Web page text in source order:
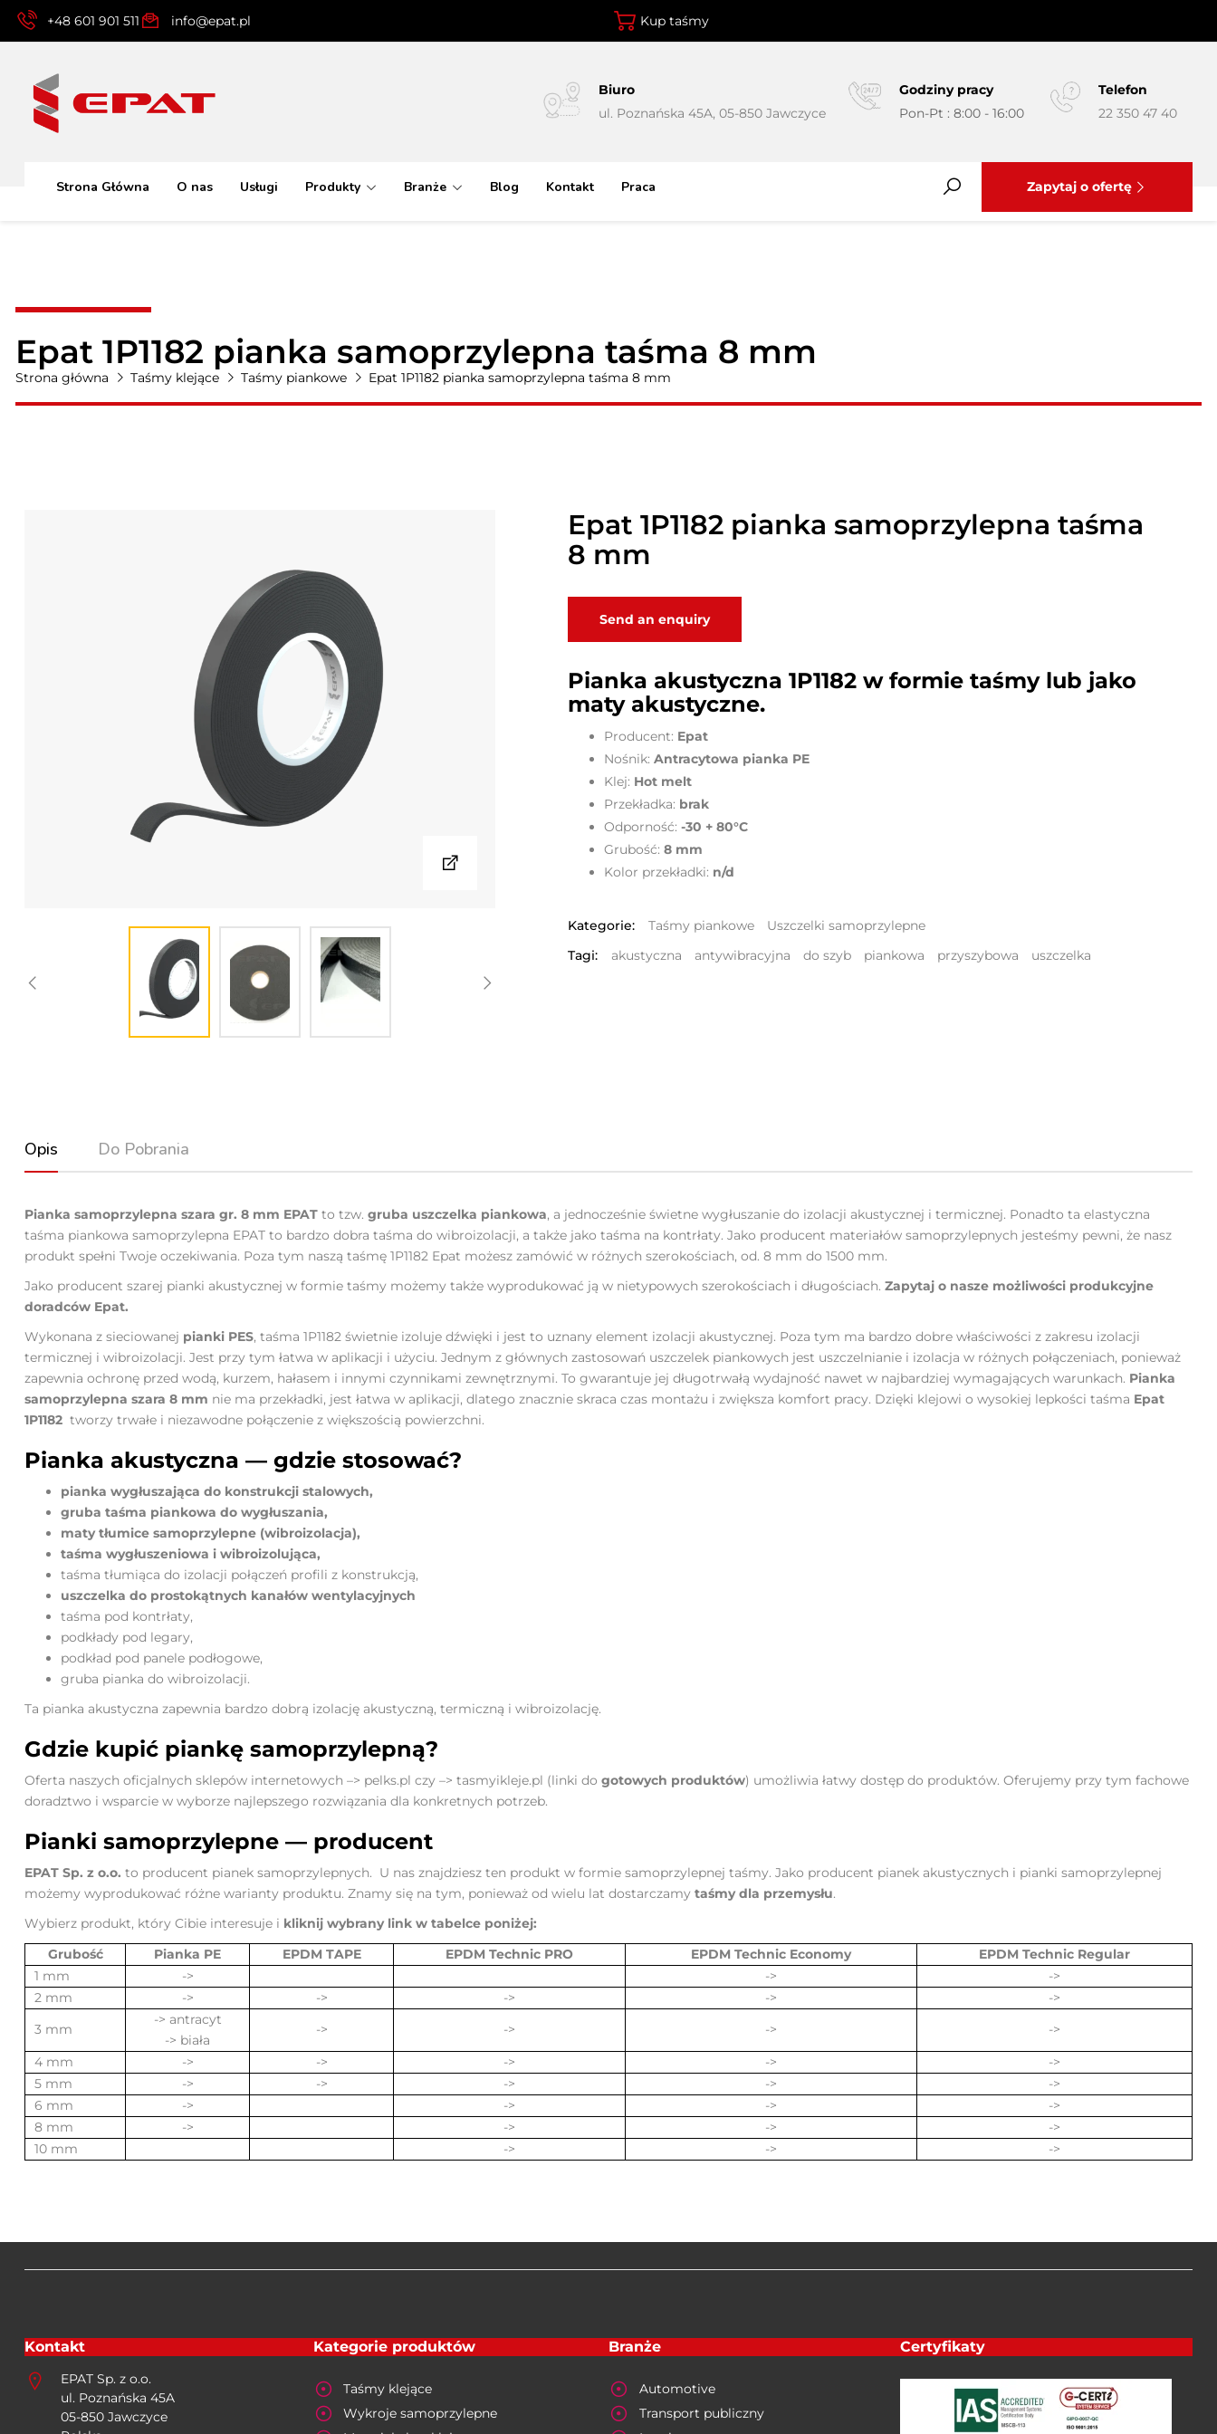
+48 601 901 511 info@epat.pl Kup taśmy
Biuro
ul. Poznańska 45A, 05-850 Jawczyce
Godziny pracy
Pon-Pt : 8:00 - 16:00
Telefon
22 350 47 40
Strona Główna O nas Usługi Produkty Branże Blog Kontakt Praca Zapytaj o ofertę
Epat 1P1182 pianka samoprzylepna taśma 8 mm
Strona główna Taśmy klejące Taśmy piankowe Epat 1P1182 pianka samoprzylepna taśma 8 mm
Epat 1P1182 pianka samoprzylepna taśma
8 mm
Send an enquiry
Pianka akustyczna 1P1182 w formie taśmy lub jako
maty akustyczne.
Producent: Epat
Nośnik: Antracytowa pianka PE
Klej: Hot melt
Przekładka: brak
Odporność: -30 + 80°C
Grubość: 8 mm
Kolor przekładki: n/d
Kategorie: Taśmy piankowe
Uszczelki samoprzylepne
Tagi:
akustyczna antywibracyjna do szyb piankowa przyszybowa uszczelka
Opis Do Pobrania
Pianka samoprzylepna szara gr. 8 mm EPAT to tzw. gruba uszczelka piankowa, a jednocześnie świetne wygłuszanie do izolacji akustycznej i termicznej. Ponadto ta elastyczna
taśma piankowa samoprzylepna EPAT to bardzo dobra taśma do wibroizolacji, a także jako taśma na kontrłaty. Jako producent materiałów samoprzylepnych jesteśmy pewni, że nasz
produkt spełni Twoje oczekiwania. Poza tym naszą taśmę 1P1182 Epat możesz zamówić w różnych szerokościach, od. 8 mm do 1500 mm.
Jako producent szarej pianki akustycznej w formie taśmy możemy także wyprodukować ją w nietypowych szerokościach i długościach. Zapytaj o nasze możliwości produkcyjne
doradców Epat.
Wykonana z sieciowanej pianki PES, taśma 1P1182 świetnie izoluje dźwięki i jest to uznany element izolacji akustycznej. Poza tym ma bardzo dobre właściwości z zakresu izolacji
termicznej i wibroizolacji. Jest przy tym łatwa w aplikacji i użyciu. Jednym z głównych zastosowań uszczelek piankowych jest uszczelnianie i izolacja w różnych połączeniach, ponieważ
zapewnia ochronę przed wodą, kurzem, hałasem i innymi czynnikami zewnętrznymi. To gwarantuje jej długotrwałą wydajność nawet w najbardziej wymagających warunkach. Pianka
samoprzylepna szara 8 mm nie ma przekładki, jest łatwa w aplikacji, dlatego znacznie skraca czas montażu i zwiększa komfort pracy. Dzięki klejowi o wysokiej lepkości taśma Epat
1P1182 tworzy trwałe i niezawodne połączenie z większością powierzchni.
Pianka akustyczna — gdzie stosować?
pianka wygłuszająca do konstrukcji stalowych,
gruba taśma piankowa do wygłuszania,
maty tłumice samoprzylepne (wibroizolacja),
taśma wygłuszeniowa i wibroizolująca,
taśma tłumiąca do izolacji połączeń profili z konstrukcją,
uszczelka do prostokątnych kanałów wentylacyjnych
taśma pod kontrłaty,
podkłady pod legary,
podkład pod panele podłogowe,
gruba pianka do wibroizolacji.
Ta pianka akustyczna zapewnia bardzo dobrą izolację akustyczną, termiczną i wibroizolację.
Gdzie kupić piankę samoprzylepną?
Oferta naszych oficjalnych sklepów internetowych –> pelks.pl czy –> tasmyikleje.pl (linki do gotowych produktów) umożliwia łatwy dostęp do produktów. Oferujemy przy tym fachowe
doradztwo i wsparcie w wyborze najlepszego rozwiązania dla konkretnych potrzeb.
Pianki samoprzylepne — producent
EPAT Sp. z o.o. to producent pianek samoprzylepnych. U nas znajdziesz ten produkt w formie samoprzylepnej taśmy. Jako producent pianek akustycznych i pianki samoprzylepnej
możemy wyprodukować różne warianty produktu. Znamy się na tym, ponieważ od wielu lat dostarczamy taśmy dla przemysłu.
Wybierz produkt, który Cibie interesuje i kliknij wybrany link w tabelce poniżej:
Grubość
Pianka PE EPDM TAPE EPDM Technic PRO EPDM Technic Economy
EPDM Technic Regular
1 mm
-> ->
->
2 mm
-> -> -> ->
->
3 mm
-> antracyt
-> biała
-> -> ->
->
4 mm
-> -> -> ->
->
5 mm
-> -> -> ->
->
6 mm
-> -> ->
->
8 mm
-> -> ->
->
10 mm
-> -> ->
Kontakt
EPAT Sp. z o.o.
ul. Poznańska 45A
05-850 Jawczyce
Kategorie produktów
Taśmy klejące
Wykroje samoprzylepne
Branże
Automotive
Transport publiczny
Certyfikaty